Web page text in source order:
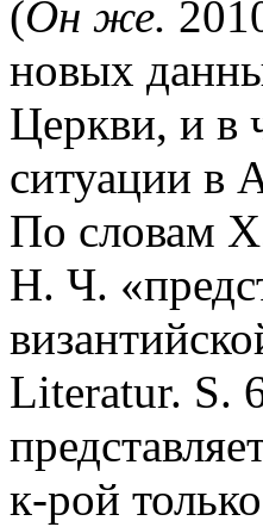
(Он же.
новых
Церкви, и в
ситуации в
По словам
Н. Ч.
Literatur. S.
к-рой